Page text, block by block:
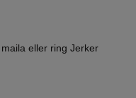
eller ring Jerker